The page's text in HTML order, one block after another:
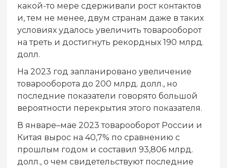
какой-то мере сдерживали рост контактов
и, тем не менее, двум странам даже в таких
условиях удалось увеличить товарооборот
на треть и достигнуть рекордных 190 млрд.
долл.
На 2023 год запланировано увеличение
товарооборота до 200 млрд. долл., но
последние показатели говорято большой
вероятности перекрытия этого показателя.
В январе–мае 2023 товарооборот России и
Китая вырос на 40,7% по сравнению с
прошлым годом и составил 93,806 млрд.
долл., о чем свидетельствуют последние